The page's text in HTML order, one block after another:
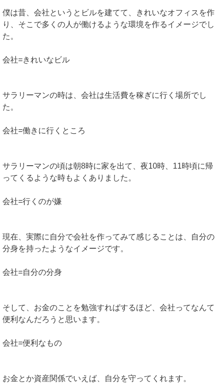
僕は昔、会社というとビルを建てて、きれいなオフィスを作
り、そこで多くの人が働けるような環境を作るイメージでし
た。
会社=きれいなビル
サラリーマンの時は、会社は生活費を稼ぎに行く場所でし
た。
会社=働きに行くところ
サラリーマンの頃は朝8時に家を出て、夜10時、11時頃に帰
ってくるような時もよくありました。
会社=行くのが嫌
現在、実際に自分で会社を作ってみて感じることは、自分の
分身を持ったようなイメージです。
会社=自分の分身
そして、お金のことを勉強すればするほど、会社ってなんて
便利なんだろうと思います。
会社=便利なもの
お金とか資産関係でいえば、自分を守ってくれます。